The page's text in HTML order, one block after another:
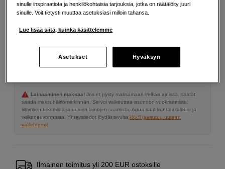
Lisää ostoskoriin
Maksa Svea-erämaksulla
Esimerkki: 36 kk, 48 EUR/kk, yhteensä 1 733 EUR, todellinen vuosikorko
19,07 %
Lainaaminen maksaa! Jos et pysty maksamaan velkaa ajoissa, saatat
saada maksuhäiriömerkinnän. Se voi vaikeuttaa asunnon vuokraamista,
liittymien tekemistä ja uusien lainojen saamista. Apua saat kuntasi talous- ja
velkaneuvonnasta. Yhteystiedot löydät sivulta kkv.fi (avautuu uuteen
välilehteen)
Ilmainen toimitus yli 200 EUR ostoksille
sinulle inspiraatiota ja henkilökohtaisia tarjouksia, jotka on räätälöity juuri
sinulle. Voit tietysti muuttaa asetuksiasi milloin tahansa.
Lue lisää siitä, kuinka käsittelemme
Asetukset Hyväksyn